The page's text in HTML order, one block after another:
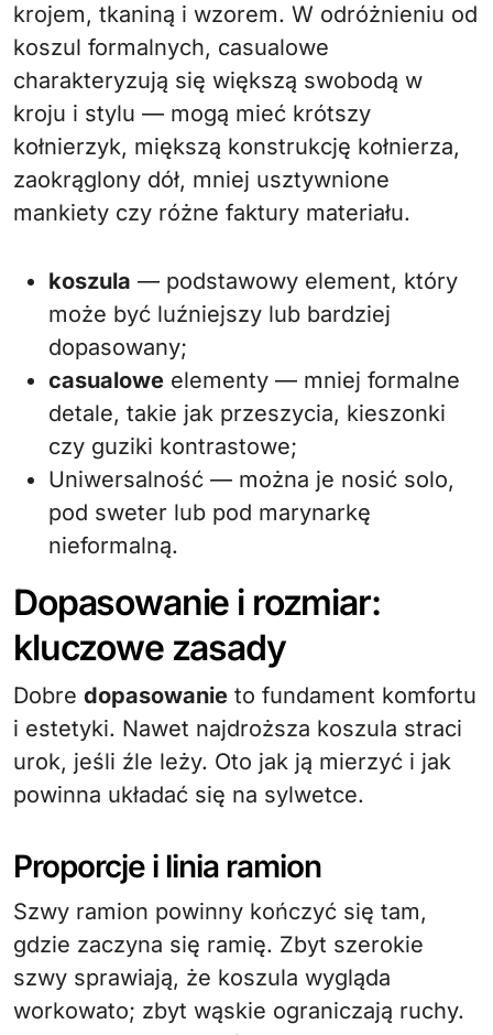
krojem, tkaniną i wzorem. W odróżnieniu od
koszul formalnych, casualowe
charakteryzują się większą swobodą w
kroju i stylu — mogą mieć krótszy
kołnierzyk, miększą konstrukcję kołnierza,
zaokrąglony dół, mniej usztywnione
mankiety czy różne faktury materiału.
koszula — podstawowy element, który
może być luźniejszy lub bardziej
dopasowany;
casualowe elementy — mniej formalne
detale, takie jak przeszycia, kieszonki
czy guziki kontrastowe;
Uniwersalność — można je nosić solo,
pod sweter lub pod marynarkę
nieformalną.
Dopasowanie i rozmiar:
kluczowe zasady
Dobre dopasowanie to fundament komfortu
i estetyki. Nawet najdroższa koszula straci
urok, jeśli źle leży. Oto jak ją mierzyć i jak
powinna układać się na sylwetce.
Proporcje i linia ramion
Szwy ramion powinny kończyć się tam,
gdzie zaczyna się ramię. Zbyt szerokie
szwy sprawiają, że koszula wygląda
workowato; zbyt wąskie ograniczają ruchy.